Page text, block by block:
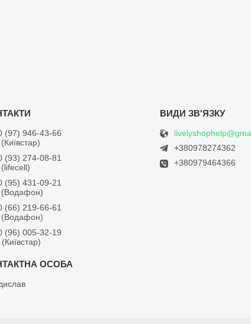
(97) 946-43-66
(Київстар)
(93) 274-08-81
(lifecell)
(95) 431-09-21
(Водафон)
(66) 219-66-61
(Водафон)
(96) 005-32-19
(Київстар)
+380978274362
+380979464366